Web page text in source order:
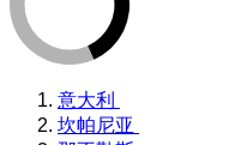
意大利
坎帕尼亚